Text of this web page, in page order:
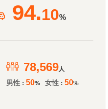
94.10%
78,569人
男性 ： 50% 女性 ： 50%